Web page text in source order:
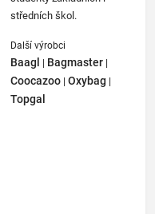
středních škol.
Další výrobci
Baagl | Bagmaster |
Coocazoo | Oxybag |
Topgal